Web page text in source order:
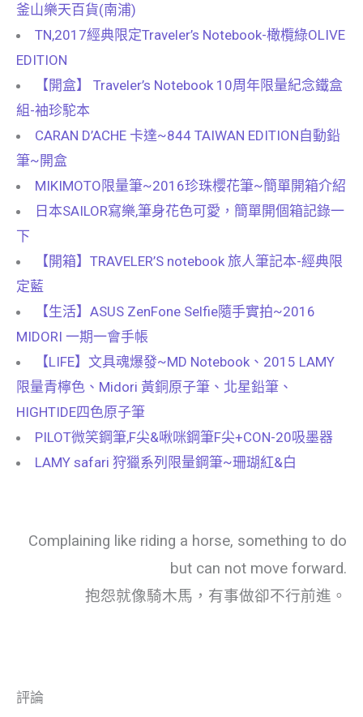
釜山樂天百貨(南浦)
TN,2017經典限定Traveler’s Notebook-橄欖綠OLIVE
EDITION
【開盒】 Traveler’s Notebook 10周年限量紀念鐵盒
組-袖珍駝本
CARAN D’ACHE 卡達~844 TAIWAN EDITION自動鉛
筆~開盒
MIKIMOTO限量筆~2016珍珠櫻花筆~簡單開箱介紹
日本SAILOR寫樂,筆身花色可愛，簡單開個箱記錄一
下
【開箱】TRAVELER’S notebook 旅人筆記本-經典限
定藍
【生活】ASUS ZenFone Selfie隨手實拍~2016
MIDORI 一期一會手帳
【LIFE】文具魂爆發~MD Notebook、2015 LAMY
限量青檸色、Midori 黃銅原子筆、北星鉛筆、
HIGHTIDE四色原子筆
PILOT微笑鋼筆,F尖&啾咪鋼筆F尖+CON-20吸墨器
LAMY safari 狩獵系列限量鋼筆~珊瑚紅&白
Complaining like riding a horse, something to do
but can not move forward.
抱怨就像騎木馬，有事做卻不行前進。
評論